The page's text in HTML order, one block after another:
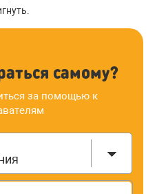
самому?
за помощью к